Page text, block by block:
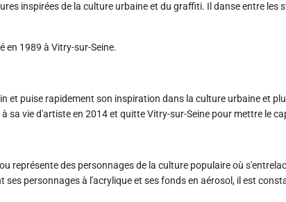
inspirées de la culture urbaine et du graffiti. Il danse entre
en 1989 à Vitry-sur-Seine.
et puise rapidement son inspiration dans la culture urbaine et
sa vie d'artiste en 2014 et quitte Vitry-sur-Seine pour mettre le
des personnages de la culture populaire où
personnages à l'acrylique et ses fonds en aérosol, il est